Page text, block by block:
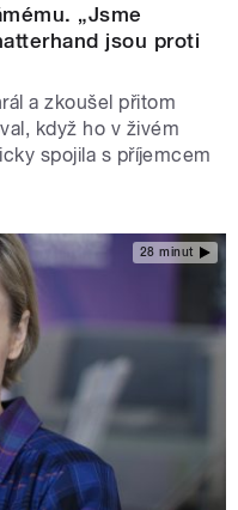
„Jsme
jsou proti
a zkoušel přitom
když ho v živém
spojila s příjemcem
28 minut